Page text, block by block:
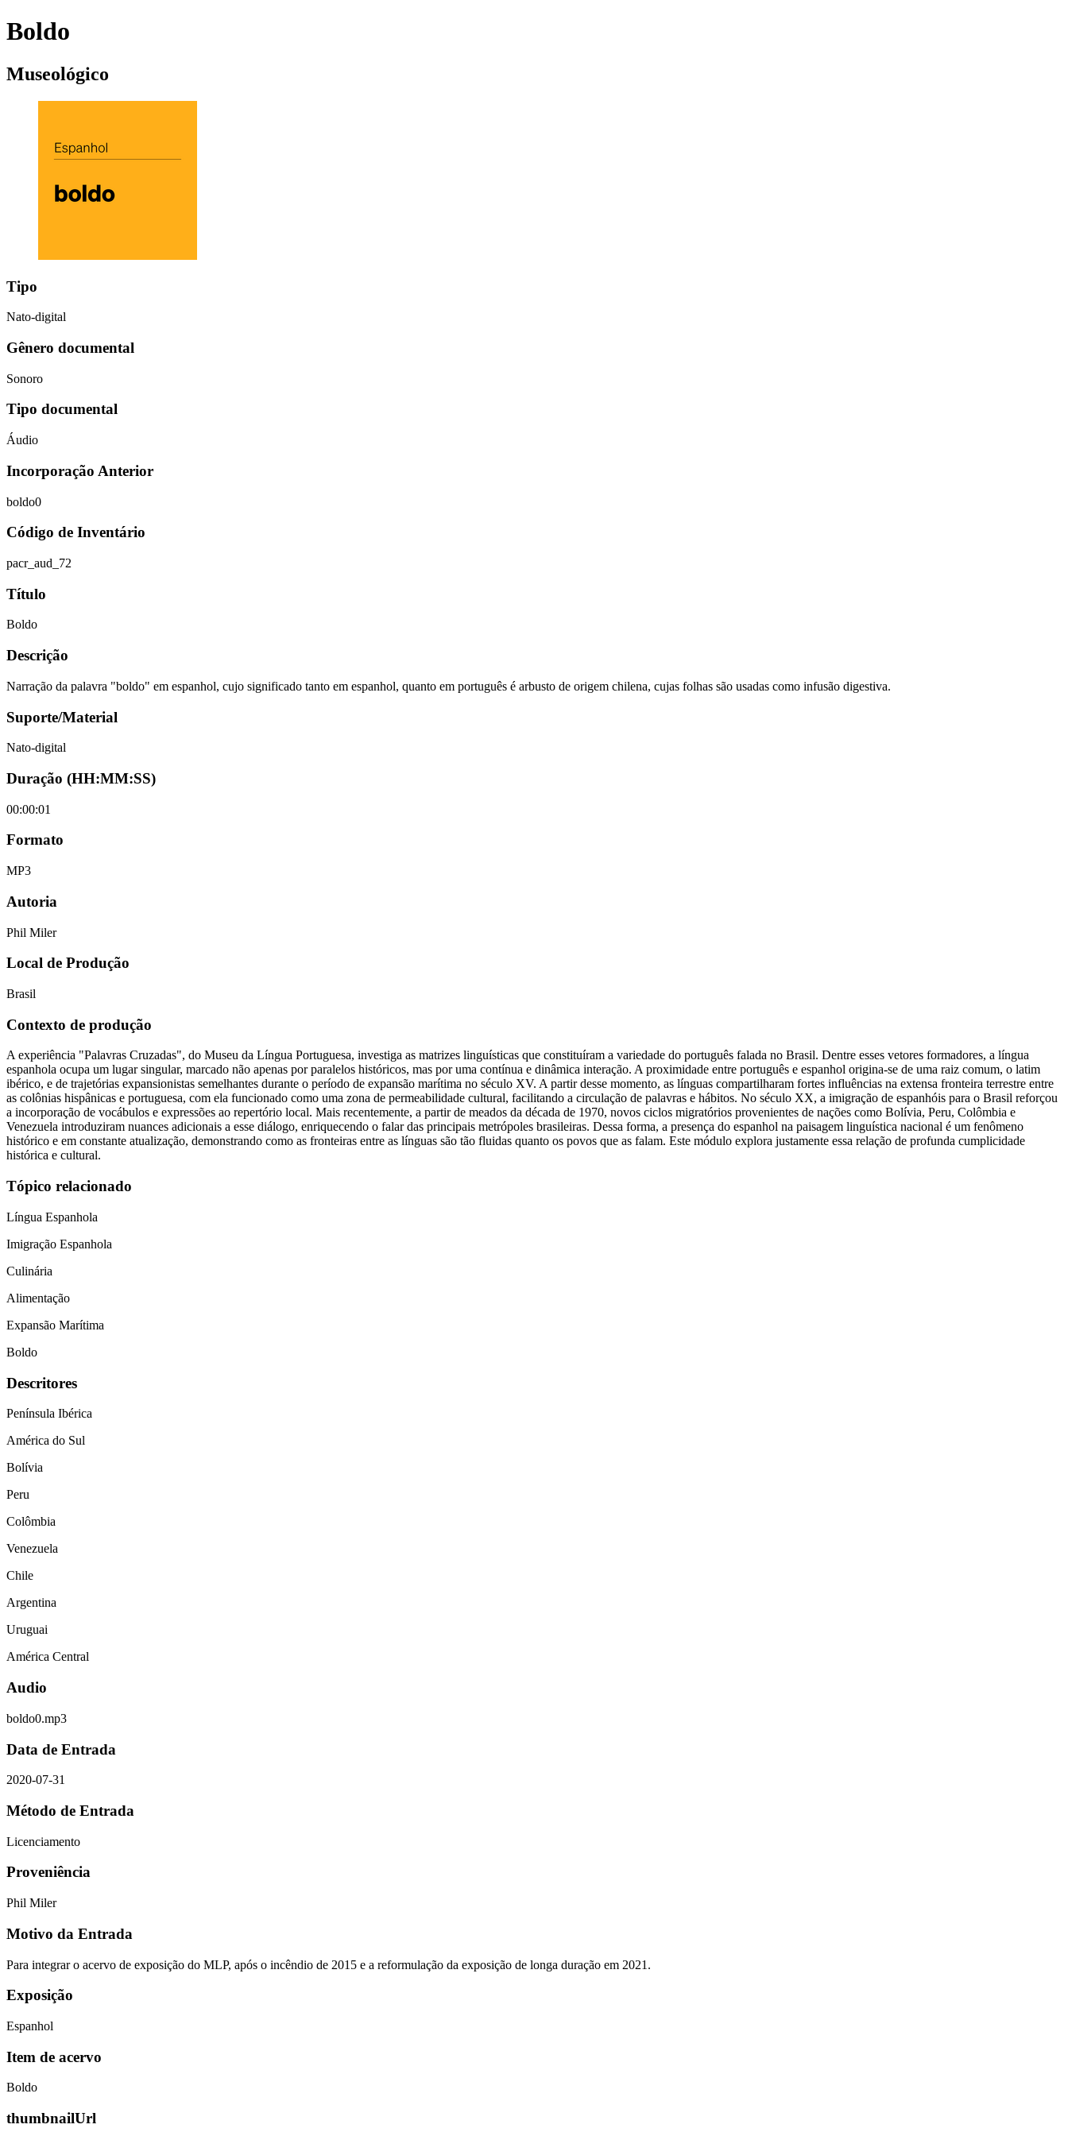
Boldo
Museológico
Tipo
Nato-digital
Gênero documental
Sonoro
Tipo documental
Áudio
Incorporação Anterior
boldo0
Código de Inventário
pacr_aud_72
Título
Boldo
Descrição
Narração da palavra "boldo" em espanhol, cujo significado tanto em espanhol, quanto em português é arbusto de origem chilena, cujas folhas são usadas como infusão digestiva.
Suporte/Material
Nato-digital
Duração (HH:MM:SS)
00:00:01
Formato
MP3
Autoria
Phil Miler
Local de Produção
Brasil
Contexto de produção
A experiência "Palavras Cruzadas", do Museu da Língua Portuguesa, investiga as matrizes linguísticas que constituíram a variedade do português falada no Brasil. Dentre esses vetores formadores, a língua
espanhola ocupa um lugar singular, marcado não apenas por paralelos históricos, mas por uma contínua e dinâmica interação. A proximidade entre português e espanhol origina-se de uma raiz comum, o latim
ibérico, e de trajetórias expansionistas semelhantes durante o período de expansão marítima no século XV. A partir desse momento, as línguas compartilharam fortes influências na extensa fronteira terrestre entre
as colônias hispânicas e portuguesa, com ela funcionado como uma zona de permeabilidade cultural, facilitando a circulação de palavras e hábitos. No século XX, a imigração de espanhóis para o Brasil reforçou
a incorporação de vocábulos e expressões ao repertório local. Mais recentemente, a partir de meados da década de 1970, novos ciclos migratórios provenientes de nações como Bolívia, Peru, Colômbia e
Venezuela introduziram nuances adicionais a esse diálogo, enriquecendo o falar das principais metrópoles brasileiras. Dessa forma, a presença do espanhol na paisagem linguística nacional é um fenômeno
histórico e em constante atualização, demonstrando como as fronteiras entre as línguas são tão fluidas quanto os povos que as falam. Este módulo explora justamente essa relação de profunda cumplicidade
histórica e cultural.
Tópico relacionado
Língua Espanhola
Imigração Espanhola
Culinária
Alimentação
Expansão Marítima
Boldo
Descritores
Península Ibérica
América do Sul
Bolívia
Peru
Colômbia
Venezuela
Chile
Argentina
Uruguai
América Central
Audio
boldo0.mp3
Data de Entrada
2020-07-31
Método de Entrada
Licenciamento
Proveniência
Phil Miler
Motivo da Entrada
Para integrar o acervo de exposição do MLP, após o incêndio de 2015 e a reformulação da exposição de longa duração em 2021.
Exposição
Espanhol
Item de acervo
Boldo
thumbnailUrl